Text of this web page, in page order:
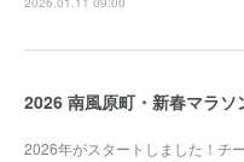
2026年がスタートしました！チ